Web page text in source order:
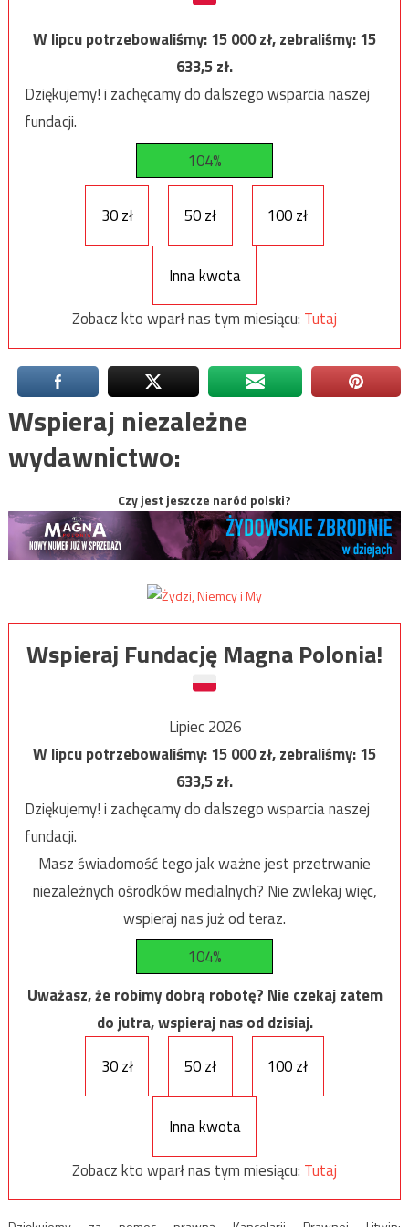
W lipcu potrzebowaliśmy:15 000zł, zebraliśmy:15
633,5zł.
Dziękujemy! i zachęcamy do dalszego wsparcia naszej
fundacji.
104%
30 zł 50 zł 100 zł
Inna kwota
Zobacz kto wparł nas tym miesiącu: Tutaj
Wspieraj niezależne
wydawnictwo:
Czy jest jeszcze naród polski?
Wspieraj Fundację Magna Polonia!
Lipiec 2026
W lipcu potrzebowaliśmy:15 000zł, zebraliśmy:15
633,5zł.
Dziękujemy! i zachęcamy do dalszego wsparcia naszej
fundacji.
Masz świadomość tego jak ważne jest przetrwanie
niezależnych ośrodków medialnych? Nie zwlekaj więc,
wspieraj nas już od teraz.
104%
Uważasz, że robimy dobrą robotę? Nie czekaj zatem
do jutra, wspieraj nas od dzisiaj.
30 zł
50 zł 100 zł
Inna kwota
Zobacz kto wparł nas tym miesiącu: Tutaj